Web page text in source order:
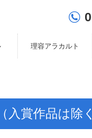
理容アラカルト
入賞作品は除